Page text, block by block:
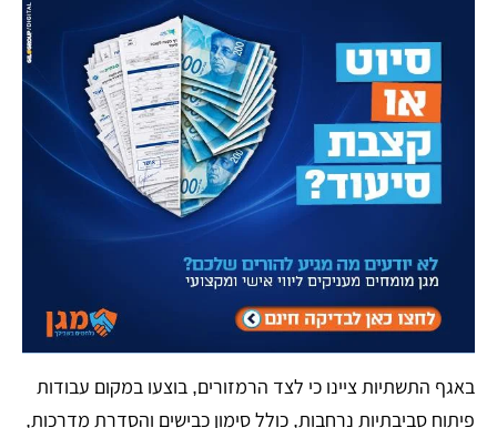
​באגף התשתיות ציינו כי לצד הרמזורים, בוצעו במקום עבודות
פיתוח סביבתיות נרחבות, כולל סימון כבישים והסדרת מדרכות,